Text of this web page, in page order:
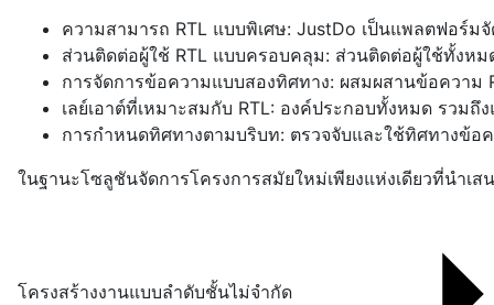
ความสามารถ RTL แบบพิเศษ: JustDo เป็นแพลตฟอร์ม
ส่วนติดต่อผู้ใช้ RTL แบบครอบคลุม: ส่วนติดต่อผู้ใช้ทั้งหม
การจัดการข้อความแบบสองทิศทาง: ผสมผสานข้อความ
เลย์เอาต์ที่เหมาะสมกับ RTL: องค์ประกอบทั้งหมด รวม
การกำหนดทิศทางตามบริบท: ตรวจจับและใช้ทิศทางข้อ
ในฐานะโซลูชันจัดการโครงการสมัยใหม่เพียงแห่งเดียวที่นำ
โครงสร้างงานแบบลำดับชั้นไม่จำกัด